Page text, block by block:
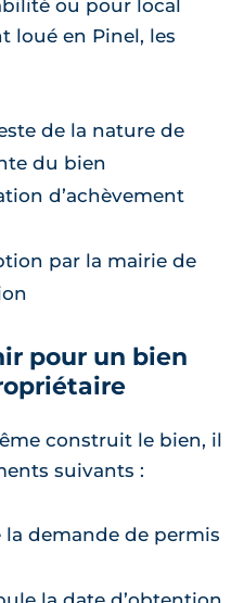
ou pour local
loué en Pinel, les
de la nature de
du bien
d’achèvement
par la mairie de
pour un bien
construit le bien, il
suivants :
demande de permis